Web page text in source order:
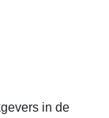
in de